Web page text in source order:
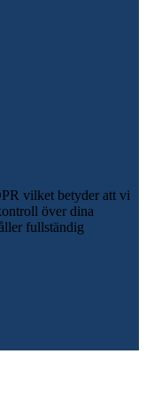
vilket betyder att vi
över dina
fullständig